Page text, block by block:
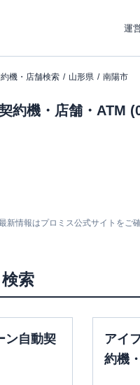
運
機・店舗検索 山形県 南陽市
約機・店舗・ATM
情報はプロミス公式サイトをご
索
ン自動契
アイ
約機